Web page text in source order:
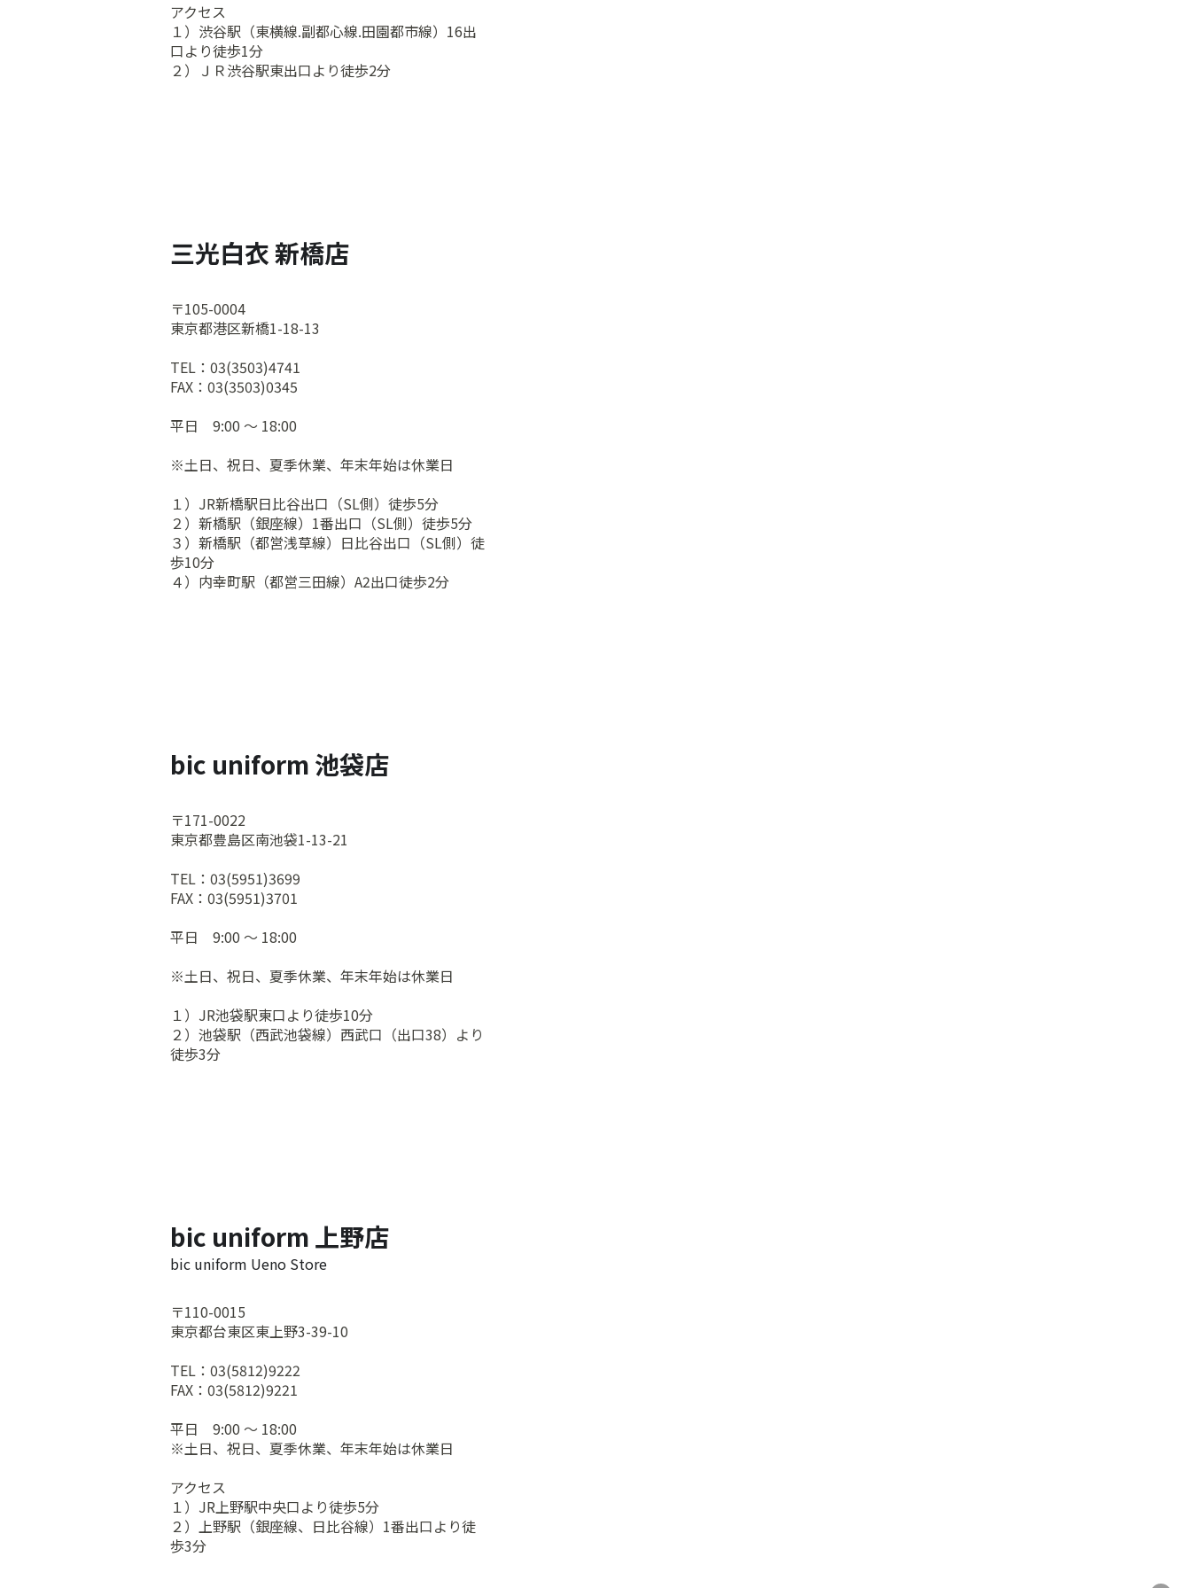
アクセス
１）渋谷駅（東横線.副都心線.田園都市線）16出
口より徒歩1分
２）ＪＲ渋谷駅東出口より徒歩2分
三光白衣 新橋店
〒105-0004
東京都港区新橋1-18-13
TEL：03(3503)4741
FAX：03(3503)0345
平日 9:00 ～ 18:00
※土日、祝日、夏季休業、年末年始は休業日
１）JR新橋駅日比谷出口（SL側）徒歩5分
２）新橋駅（銀座線）1番出口（SL側）徒歩5分
３）新橋駅（都営浅草線）日比谷出口（SL側）徒
歩10分
４）内幸町駅（都営三田線）A2出口徒歩2分
bic uniform 池袋店
〒171-0022
東京都豊島区南池袋1-13-21
TEL：03(5951)3699
FAX：03(5951)3701
平日 9:00 ～ 18:00
※土日、祝日、夏季休業、年末年始は休業日
１）JR池袋駅東口より徒歩10分
２）池袋駅（西武池袋線）西武口（出口38）より
徒歩3分
bic uniform 上野店
bic uniform Ueno Store
〒110-0015
東京都台東区東上野3-39-10
TEL：03(5812)9222
FAX：03(5812)9221
平日 9:00 ～ 18:00
※土日、祝日、夏季休業、年末年始は休業日
アクセス
１）JR上野駅中央口より徒歩5分
２）上野駅（銀座線、日比谷線）1番出口より徒
歩3分